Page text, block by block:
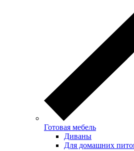
Готовая мебель
Диваны
Для домашних